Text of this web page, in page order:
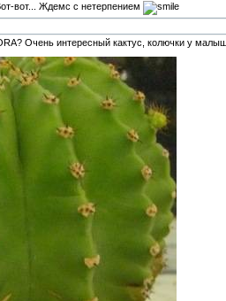
вот... Ждемс с нетерпением
Очень интересный кактус, колючки у